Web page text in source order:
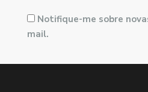
Notifique-me sobre
mail.